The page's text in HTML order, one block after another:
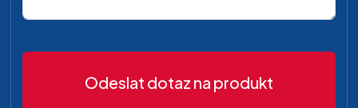
Odeslat dotaz na produkt